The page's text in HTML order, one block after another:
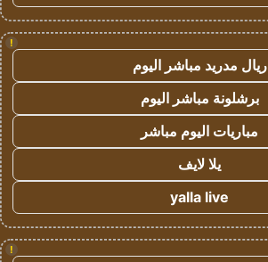
!
ريال مدريد مباشر اليوم
برشلونة مباشر اليوم
مباريات اليوم مباشر
يلا لايف
yalla live
!